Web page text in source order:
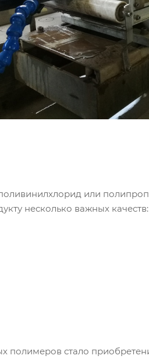
или
несколько важных качеств:
полимеров стало